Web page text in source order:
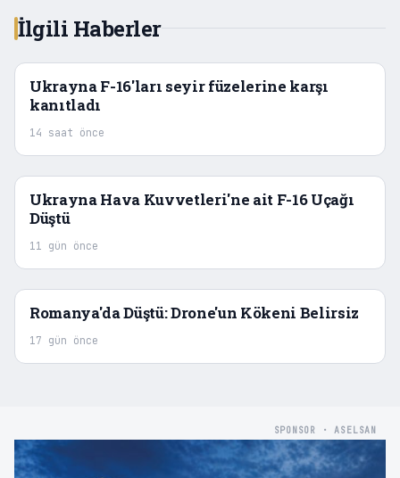
İlgili Haberler
Ukrayna F-16'ları seyir füzelerine karşı
kanıtladı
14 saat önce
Ukrayna Hava Kuvvetleri'ne ait F-16 Uçağı
Düştü
11 gün önce
Romanya'da Düştü: Drone'un Kökeni Belirsiz
17 gün önce
SPONSOR · ASELSAN